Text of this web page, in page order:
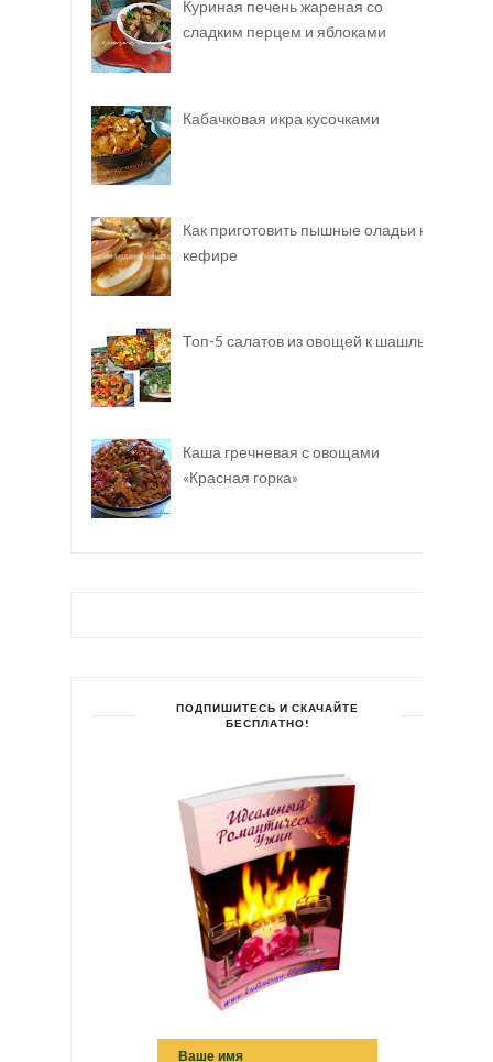
Куриная печень жареная со
сладким перцем и яблоками
Кабачковая икра кусочками
Как приготовить пышные оладьи на
кефире
Топ-5 салатов из овощей к шашлыку
Каша гречневая с овощами
«Красная горка»
ПОДПИШИТЕСЬ И СКАЧАЙТЕ
БЕСПЛАТНО!
Ваше имя